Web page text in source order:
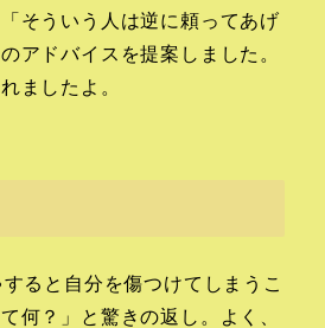
そういう人は逆に頼ってあげ
アドバイスを提案しました。
ましたよ。
ると自分を傷つけてしまうこ
何？」と驚きの返し。よく、